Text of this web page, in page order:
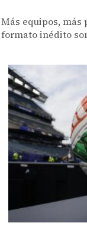
Más equipos, más
formato inédito